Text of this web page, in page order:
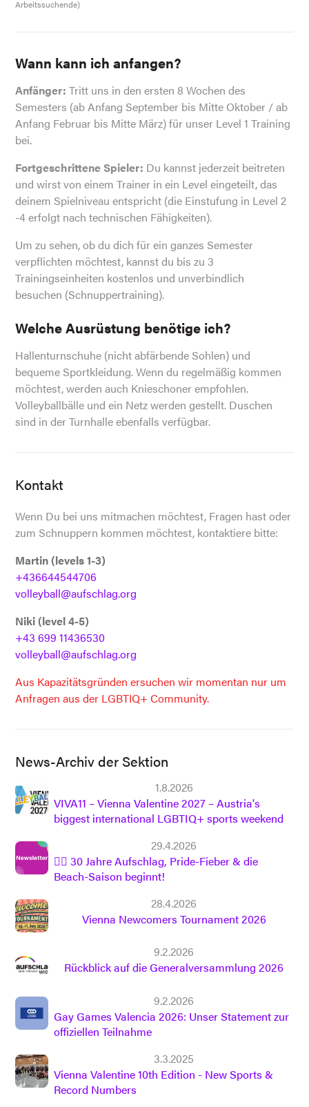
Arbeitssuchende)
Wann kann ich anfangen?
Anfänger:Tritt uns in den ersten 8 Wochen des
Semesters (ab Anfang September bis Mitte Oktober / ab
Anfang Februar bis Mitte März) für unser Level 1 Training
bei.
Fortgeschrittene Spieler: Du kannst jederzeit beitreten
und wirst von einem Trainer in ein Level eingeteilt, das
deinem Spielniveau entspricht (die Einstufung in Level 2
-4 erfolgt nach technischen Fähigkeiten).
Um zu sehen, ob du dich für ein ganzes Semester
verpflichten möchtest, kannst du bis zu 3
Trainingseinheiten kostenlos und unverbindlich
besuchen (Schnuppertraining).
Welche Ausrüstung benötige ich?
Hallenturnschuhe (nicht abfärbende Sohlen) und
bequeme Sportkleidung. Wenn du regelmäßig kommen
möchtest, werden auch Knieschoner empfohlen.
Volleyballbälle und ein Netz werden gestellt. Duschen
sind in der Turnhalle ebenfalls verfügbar.
Kontakt
Wenn Du bei uns mitmachen möchtest, Fragen hast oder
zum Schnuppern kommen möchtest, kontaktiere bitte:
Martin (levels 1-3)
+436644544706
volleyball@aufschlag.org
Niki (level 4-5)
+43 699 11436530
volleyball@aufschlag.org
Aus Kapazitätsgründen ersuchen wir momentan nur um
Anfragen aus der LGBTIQ+ Community.
News-Archiv der Sektion
VIVA11 – Vienna Valentine 2027 – Austria's
biggest international LGBTIQ+ sports weekend
1.8.2026
🏳️‍🌈 30 Jahre Aufschlag, Pride-Fieber & die
Beach-Saison beginnt!
29.4.2026
Vienna Newcomers Tournament 2026
28.4.2026
Rückblick auf die Generalversammlung 2026
9.2.2026
Gay Games Valencia 2026: Unser Statement zur
offiziellen Teilnahme
9.2.2026
Vienna Valentine 10th Edition - New Sports &
Record Numbers
3.3.2025